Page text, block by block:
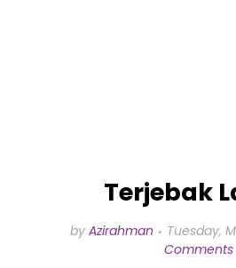
Terjebak
by Azirahman Tuesday,
Comments